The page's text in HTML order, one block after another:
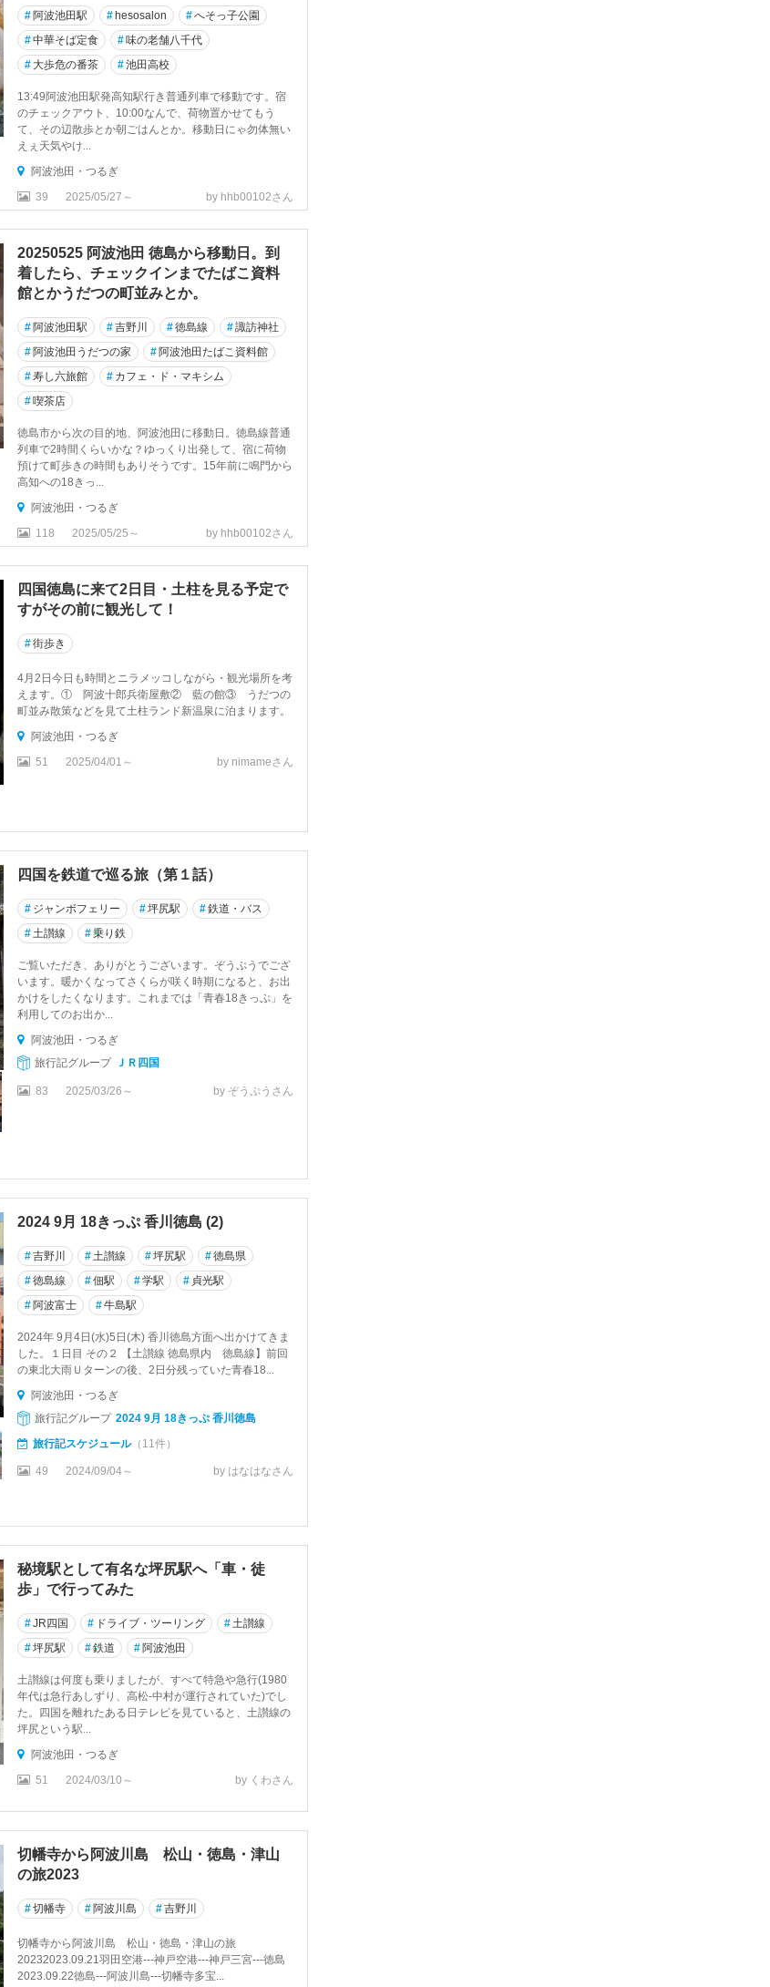
# 阿波池田駅 # hesosalon #へそっ子公園
#中華そば定食 #味の老舗八千代
# 大歩危の番茶 #池田高校
13:49阿波池田駅発高知駅行き普通列車で移動です。宿
のチェックアウト、10:00なんで、荷物置かせてもう
て、その辺散歩とか朝ごはんとか。移動日にゃ勿体無い
えぇ天気やけ...
阿波池田・つるぎ
39
2025/05/27～ by hhb00102さん
20250525 阿波池田 徳島から移動日。到
着したら、チェックインまでたばこ資料
館とかうだつの町並みとか。
# 阿波池田駅 #吉野川 #徳島線 #諏訪神社
# 阿波池田うだつの家 # 阿波池田たばこ資料館
#寿し六旅館 # カフェ・ド・マキシム
#喫茶店
徳島市から次の目的地、阿波池田に移動日。徳島線普通
列車で2時間くらいかな？ゆっくり出発して、宿に荷物
預けて町歩きの時間もありそうです。15年前に鳴門から
高知への18きっ...
阿波池田・つるぎ
118
2025/05/25～ by hhb00102さん
四国徳島に来て2日目・土柱を見る予定で
すがその前に観光して！
#街歩き
4月2日今日も時間とニラメッコしながら・観光場所を考
えます。① 阿波十郎兵衛屋敷② 藍の館③ うだつの
町並み散策などを見て土柱ランド新温泉に泊まります。
阿波池田・つるぎ
51
2025/04/01～ by nimameさん
四国を鉄道で巡る旅（第１話）
# ジャンボフェリー #坪尻駅 #鉄道・バス
#土讃線 #乗り鉄
ご覧いただき、ありがとうございます。ぞうぷうでござ
います。暖かくなってさくらが咲く時期になると、お出
かけをしたくなります。これまでは「青春18きっぷ」を
利用してのお出か...
阿波池田・つるぎ
旅行記グループ
ＪＲ四国
83 2025/03/26～ by ぞうぷうさん
2024 9月 18きっぷ 香川徳島 (2)
#吉野川 #土讃線 #坪尻駅 #徳島県
#徳島線 #佃駅 #学駅 # 貞光駅
# 阿波富士 #牛島駅
2024年 9月4日(水)5日(木) 香川徳島方面へ出かけてきま
した。１日目 その２ 【土讃線 徳島県内 徳島線】前回
の東北大雨Ｕターンの後、2日分残っていた青春18...
阿波池田・つるぎ
旅行記グループ 2024 9月 18きっぷ 香川徳島
旅行記スケジュール（11件）
49 2024/09/04～ by はなはなさん
秘境駅として有名な坪尻駅へ「車・徒
歩」で行ってみた
#JR四国 # ドライブ・ツーリング #土讃線
#坪尻駅 #鉄道 # 阿波池田
土讃線は何度も乗りましたが、すべて特急や急行(1980
年代は急行あしずり、高松-中村が運行されていた)でし
た。四国を離れたある日テレビを見ていると、土讃線の
坪尻という駅...
阿波池田・つるぎ
51
2024/03/10～ by くわさん
切幡寺から阿波川島 松山・徳島・津山
の旅2023
#切幡寺 # 阿波川島 #吉野川
切幡寺から阿波川島 松山・徳島・津山の旅
20232023.09.21羽田空港---神戸空港---神戸三宮---徳島
2023.09.22徳島---阿波川島---切幡寺多宝...